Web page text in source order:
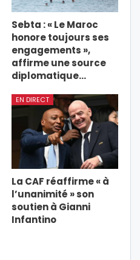
Sebta : « Le Maroc
honore toujours ses
engagements »,
affirme une source
diplomatique…
EN DIRECT
La CAF réaffirme « à
l’unanimité » son
soutien à Gianni
Infantino